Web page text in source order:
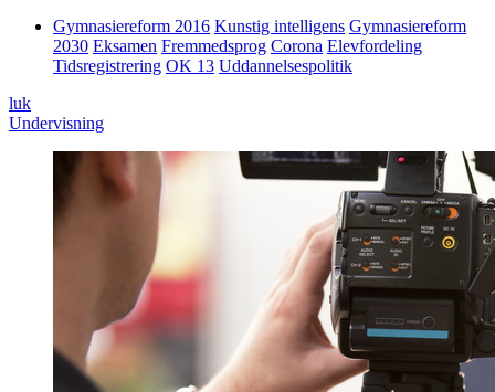
Gymnasiereform 2016 Kunstig intelligens Gymnasiereform
2030 Eksamen Fremmedsprog Corona Elevfordeling
Tidsregistrering OK 13 Uddannelsespolitik
luk
Undervisning